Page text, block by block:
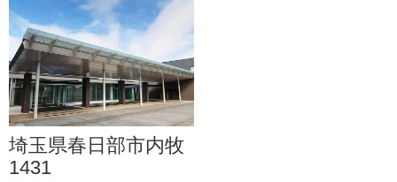
埼玉県春日部市内牧
1431